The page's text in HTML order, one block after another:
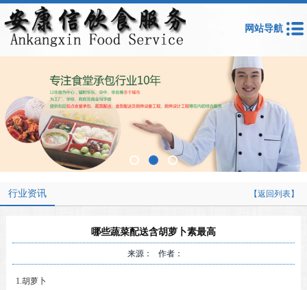
网站导航
行业资讯 【返回列表】
哪些蔬菜配送含胡萝卜素最高
来源： 作者：
1.胡萝卜